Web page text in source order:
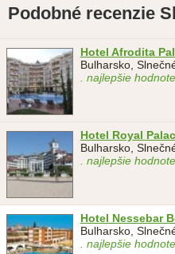
Podobné recenzie
Hotel Afrodita
Bulharsko,
. najlepšie
Hotel Royal
Bulharsko,
. najlepšie
Hotel Nessebar
Bulharsko,
. najlepšie